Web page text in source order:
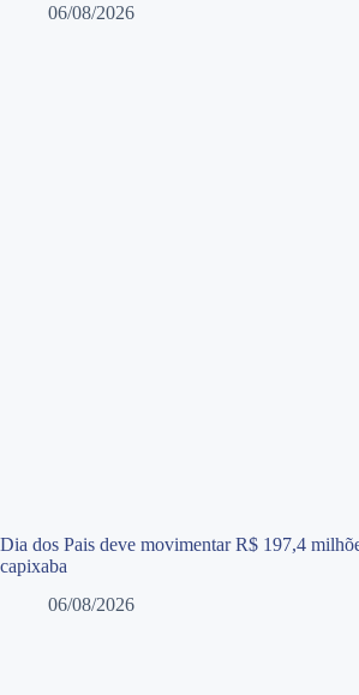
06/08/2026
Dia dos Pais deve movimentar R$ 197,4
capixaba
06/08/2026